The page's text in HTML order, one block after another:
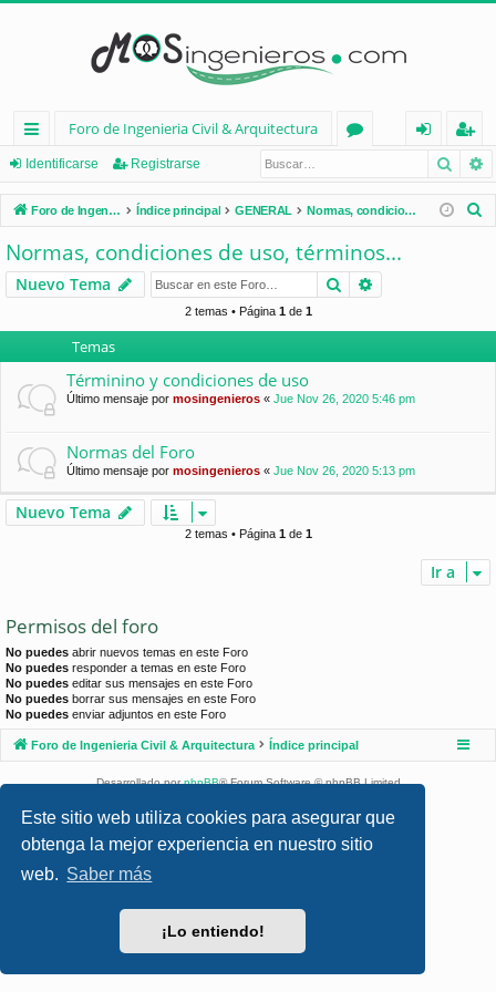
Este sitio web utiliza cookies para asegurar que
obtenga la mejor experiencia en nuestro sitio
web. Saber más
¡Lo entiendo!
nl
ac
es
rá
pi
d
os
Foro de Ingenieria Civil & Arquitectura
os
nt
ifi
e
eg
ist
ra
Identificarse Registrarse
Foro de Ingenieria Civil & Arquitectura Índice principal GENERAL Normas, condiciones de uso, términos...
r
Normas, condiciones de uso, términos...
Nuevo Tema Buscar
2 temas • Página 1de 1
Temas
Términino y condiciones de uso
Último mensaje por mosingenieros « Jue Nov 26, 2020 5:46 pm
Normas del Foro
Último mensaje por mosingenieros « Jue Nov 26, 2020 5:13 pm
Nuevo Tema
2 temas • Página 1de 1
Ir a
Permisos del foro
No puedes abrir nuevos temas en este Foro
No puedes responder a temas en este Foro
No puedes editar sus mensajes en este Foro
No puedes borrar sus mensajes en este Foro
No puedes enviar adjuntos en este Foro
Foro de Ingenieria Civil & Arquitectura Índice principal
Desarrollado porphpBB® Forum Software © phpBB Limited
Traducción al español porphpBB España
Privacidad| Condiciones